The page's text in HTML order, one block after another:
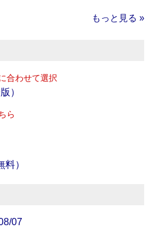
もっと見る »
合わせて選択
）
ら
）
07